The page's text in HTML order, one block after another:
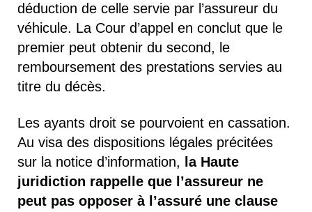
déduction de celle servie par l’assureur du
véhicule. La Cour d’appel en conclut que le
premier peut obtenir du second, le
remboursement des prestations servies au
titre du décès.
Les ayants droit se pourvoient en cassation.
Au visa des dispositions légales précitées
sur la notice d’information,
la Haute
juridiction rappelle que l’assureur ne
peut pas opposer à l’assuré une clause